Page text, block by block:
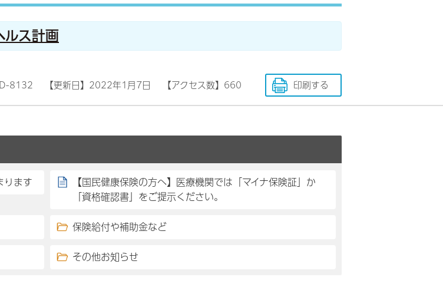
ルス計画
D-8132 【更新日】 2022年1月7日 【アクセス数】 660 印刷する
ります
【国民健康保険の方へ】医療機関では「マイナ保険証」か
「資格確認書」をご提示ください。
保険給付や補助金など
その他お知らせ